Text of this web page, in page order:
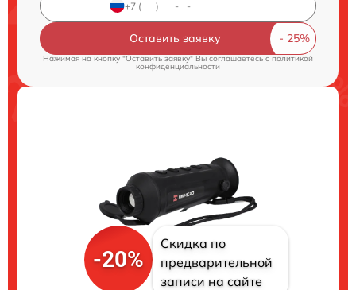
Оставить заявку
Нажимая на кнопку "Оставить заявку" Вы соглашаетесь cполитикой
конфиденциальности
-20%
Скидка по
предварительной
записи на сайте